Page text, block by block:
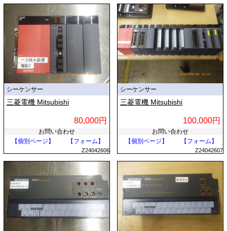
シーケンサー
三菱電機 Mitsubishi
80,000円
お問い合わせ
【個別ページ】
【フォーム】
Z24042606
シーケンサー
三菱電機 Mitsubishi
100,000円
お問い合わせ
【個別ページ】
【フォーム】
Z24042607